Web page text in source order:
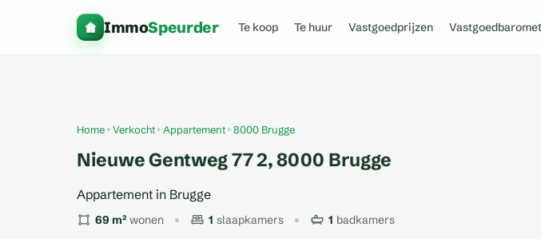
ImmoSpeurder Te koop Te huur Vastgoedprijzen
Home Verkocht Appartement 8000 Brugge
Nieuwe Gentweg 77 2, 8000 Brugge
Appartement in Brugge
69 m² wonen 1 slaapkamers 1 badkamers